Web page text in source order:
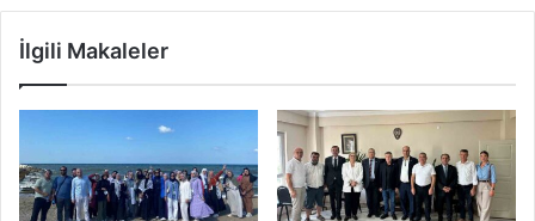
İlgili Makaleler